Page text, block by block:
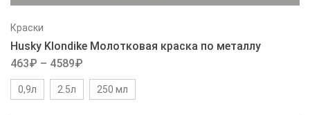
Краски
Husky Klondike Молотковая краска по металлу
463₽ – 4589₽
0,9л 2.5л 250 мл